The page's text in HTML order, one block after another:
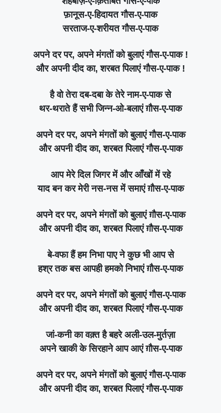
फ़ानूस-ए-हिदायत गौस-ए-पाक
सरताज-ए-शरीयत गौस-ए-पाक
अपने दर पर, अपने मंगतों को बुलाएं गौस-ए-पाक !
और अपनी दीद का, शरबत पिलाएं गौस-ए-पाक !
है वो तेरा दब-दबा के तेरे नाम-ए-पाक से
थर-थराते हैं सभी जिन्न-ओ-बलाएं ग़ौस-ए-पाक
अपने दर पर, अपने मंगतों को बुलाएं गौस-ए-पाक
और अपनी दीद का, शरबत पिलाएं गौस-ए-पाक
आप मेरे दिल जिगर में और आँखों में रहे
याद बन कर मेरी नस-नस में समाएं ग़ौस-ए-पाक
अपने दर पर, अपने मंगतों को बुलाएं ग़ौस-ए-पाक
और अपनी दीद का, शरबत पिलाएं ग़ौस-ए-पाक
बे-वफा हैं हम निभा पाए ने कुछ भी आप से
हश्र तक बस आपही हमको निभाएं ग़ौस-ए-पाक
अपने दर पर, अपने मंगतों को बुलाएं गौस-ए-पाक
और अपनी दीद का, शरबत पिलाएं गौस-ए-पाक
जां-कनी का वक़्त है बहरे अली-उल-मुर्तज़ा
अपने खाकी के सिरहाने आप आएं ग़ौस-ए-पाक
अपने दर पर, अपने मंगतों को बुलाएं गौस-ए-पाक
और अपनी दीद का, शरबत पिलाएं गौस-ए-पाक